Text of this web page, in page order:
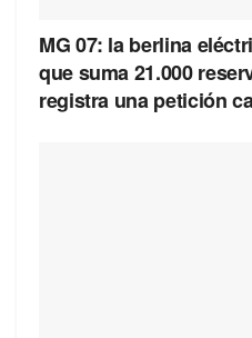
MG 07: la berlina
que suma 21.000
registra una petición